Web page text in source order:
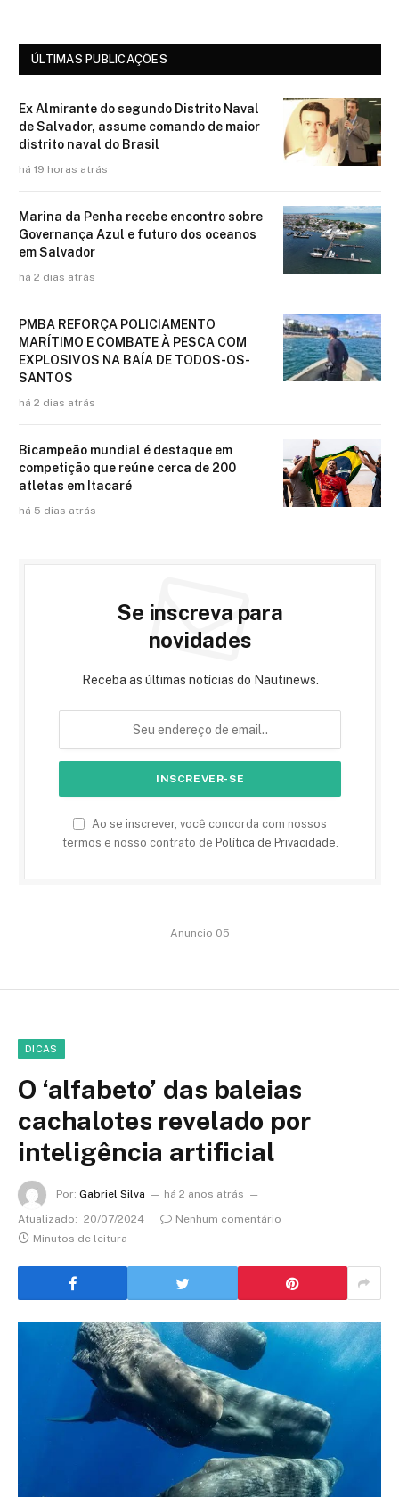
ÚLTIMAS PUBLICAÇÕES
Ex Almirante do segundo Distrito Naval
de Salvador, assume comando de maior
distrito naval do Brasil
há 19 horas atrás
Marina da Penha recebe encontro sobre
Governança Azul e futuro dos oceanos
em Salvador
há 2 dias atrás
PMBA REFORÇA POLICIAMENTO
MARÍTIMO E COMBATE À PESCA COM
EXPLOSIVOS NA BAÍA DE TODOS-OS-
SANTOS
há 2 dias atrás
Bicampeão mundial é destaque em
competição que reúne cerca de 200
atletas em Itacaré
há 5 dias atrás
Se inscreva para
novidades
Receba as últimas notícias do Nautinews.
Ao se inscrever, você concorda com nossos
termos e nosso contrato de Política de Privacidade.
Anuncio 05
DICAS
O ‘alfabeto’ das baleias
cachalotes revelado por
inteligência artificial
Por: Gabriel Silva
há 2 anos atrás
Atualizado: 20/07/2024
Nenhum comentário
Minutos de leitura